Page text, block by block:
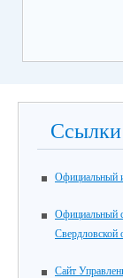
Ссылки
Официальный
Официальный
Свердловской
Сайт